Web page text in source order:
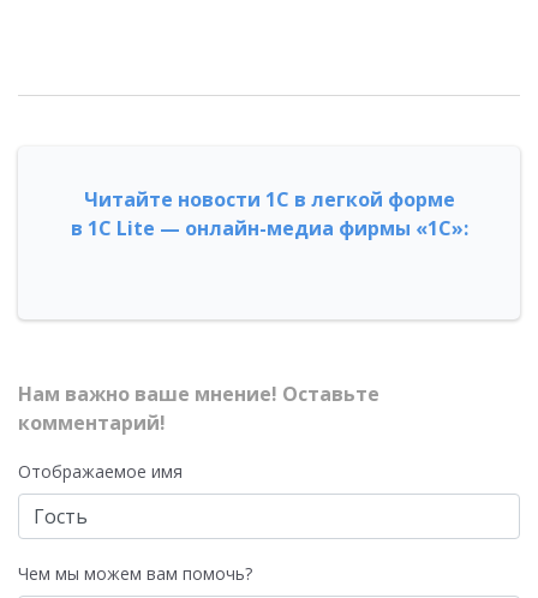
Читайте новости 1С в легкой форме
в 1С Lite — онлайн-медиа фирмы «1С»:
Нам важно ваше мнение! Оставьте
комментарий!
Отображаемое имя
Чем мы можем вам помочь?